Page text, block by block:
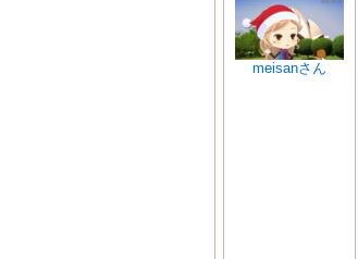
meisanさん